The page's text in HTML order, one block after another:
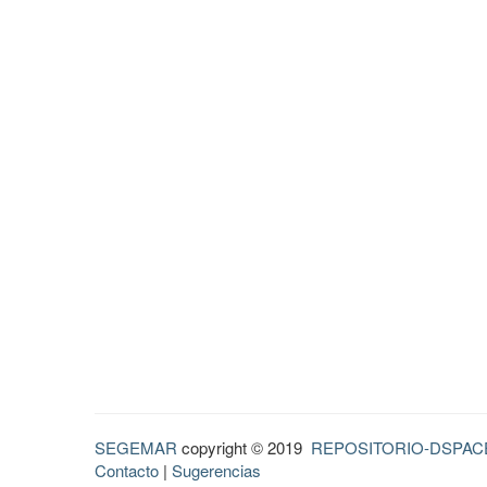
SEGEMAR copyright © 2019 REPOSITORIO-
Contacto | Sugerencias